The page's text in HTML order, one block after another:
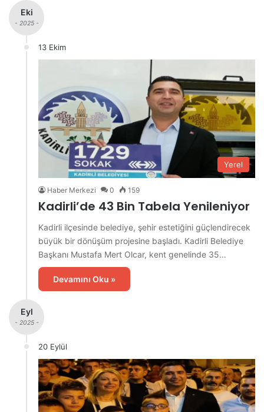
Eki
- 2025 -
13 Ekim
Yerel
Haber Merkezi 0 159
Kadirli’de 43 Bin Tabela Yenileniyor
Kadirli ilçesinde belediye, şehir estetiğini güçlendirecek
büyük bir dönüşüm projesine başladı. Kadirli Belediye
Başkanı Mustafa Mert Olcar, kent genelinde 35…
Devamını Oku »
Eyl
- 2025 -
20 Eylül